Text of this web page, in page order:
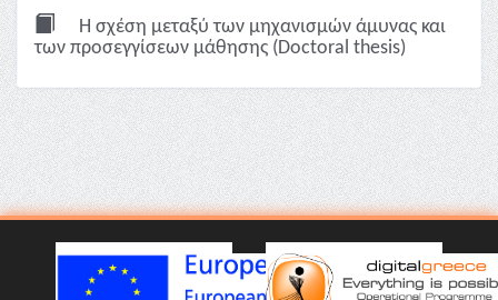
Η σχέση μεταξύ των μηχανισμών άμυνας και
των προσεγγίσεων μάθησης (Doctoral thesis)